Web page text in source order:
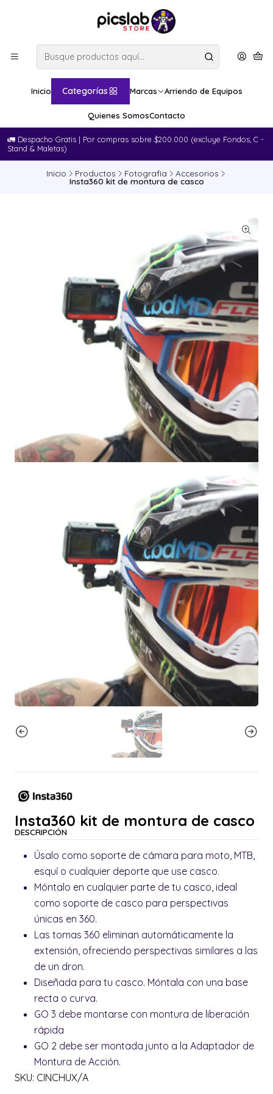
Inicio Categorías Marcas Arriendo de Equipos
Quienes SomosContacto
🚛​ Despacho Gratis | Por compras sobre $200.000 (excluye Fondos, C -
Stand & Maletas)
Inicio Productos Fotografía Accesorios
Insta360 kit de montura de casco
Insta360 kit de montura de casco
DESCRIPCIÓN
Úsalo como soporte de cámara para moto, MTB,
esquí o cualquier deporte que use casco.
Móntalo en cualquier parte de tu casco, ideal
como soporte de casco para perspectivas
únicas en 360.
Las tomas 360 eliminan automáticamente la
extensión, ofreciendo perspectivas similares a las
de un dron.
Diseñada para tu casco. Móntala con una base
recta o curva.
GO 3 debe montarse con montura de liberación
rápida
GO 2 debe ser montada junto a la Adaptador de
Montura de Acción.
SKU: CINCHUX/A